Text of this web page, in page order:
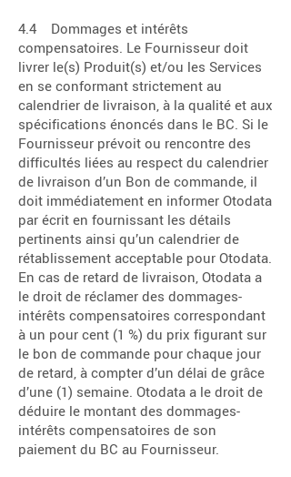
4.4 Dommages et intérêts
compensatoires. Le Fournisseur doit
livrer le(s) Produit(s) et/ou les Services
en se conformant strictement au
calendrier de livraison, à la qualité et aux
spécifications énoncés dans le BC. Si le
Fournisseur prévoit ou rencontre des
difficultés liées au respect du calendrier
de livraison d’un Bon de commande, il
doit immédiatement en informer Otodata
par écrit en fournissant les détails
pertinents ainsi qu’un calendrier de
rétablissement acceptable pour Otodata.
En cas de retard de livraison, Otodata a
le droit de réclamer des dommages-
intérêts compensatoires correspondant
à un pour cent (1 %) du prix figurant sur
le bon de commande pour chaque jour
de retard, à compter d’un délai de grâce
d’une (1) semaine. Otodata a le droit de
déduire le montant des dommages-
intérêts compensatoires de son
paiement du BC au Fournisseur.